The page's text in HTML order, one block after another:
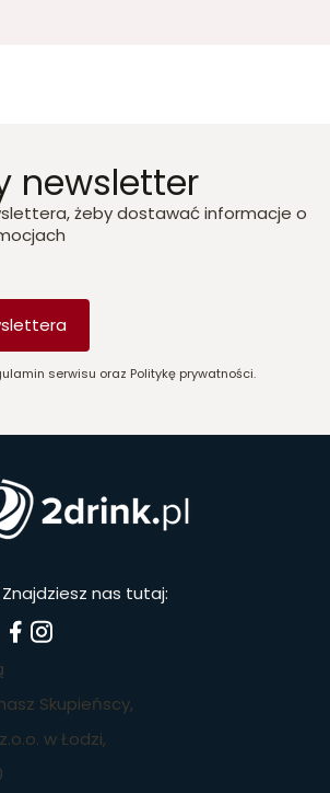
newsletter
żeby dostawać informacje o
serwisu oraz Politykę prywatności.
Znajdziesz nas tutaj:
Skupieńscy,
w Łodzi,